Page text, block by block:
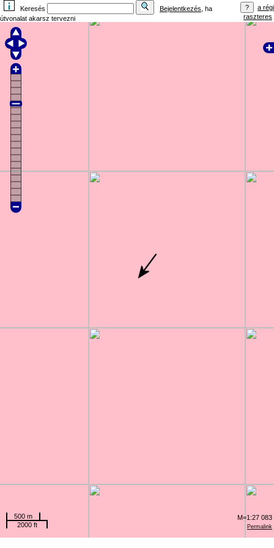
Keresés Bejelentkezés , ha
útvonalat akarsz tervezni
a régi
raszteres
Permalink
500 m
2000 ft
M=1:27 083